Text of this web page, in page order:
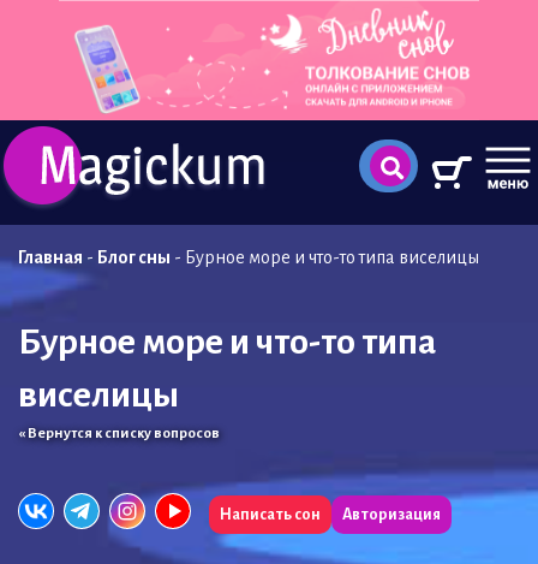
Главная - Блог сны - Бурное море и что-то типа виселицы
Бурное море и что-то типа
виселицы
« Вернутся к списку вопросов
Написать сон Авторизация